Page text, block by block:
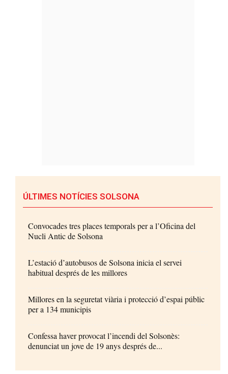
ÚLTIMES NOTÍCIES SOLSONA
Convocades tres places temporals per a l’Oficina del
Nucli Antic de Solsona
L’estació d’autobusos de Solsona inicia el servei
habitual després de les millores
Millores en la seguretat viària i protecció d’espai públic
per a 134 municipis
Confessa haver provocat l’incendi del Solsonès:
denunciat un jove de 19 anys després de...